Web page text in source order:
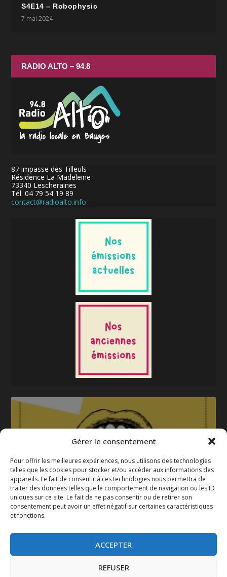
Gérer le consentement
Pour offrir les meilleures expériences, nous utilisons des technologies
telles que les cookies pour stocker et/ou accéder aux informations des
appareils. Le fait de consentir à ces technologies nous permettra de
traiter des données telles que le comportement de navigation ou les ID
uniques sur ce site. Le fait de ne pas consentir ou de retirer son
consentement peut avoir un effet négatif sur certaines caractéristiques
et fonctions.
ACCEPTER
REFUSER
S4E14 – Robophysic
7 mai 2024
RADIO ALTO – 94.8
87 impasse des Tilleuls
Résidence La Madeleine
73340 Lescheraines
Tél. 04 79 54 19 89
contact@radioalto.info
La gazette 2025-2026